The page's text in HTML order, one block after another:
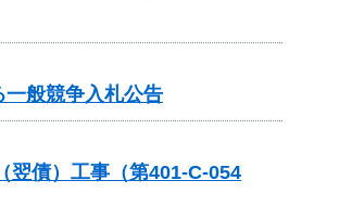
般競争入札公告
債）工事（第401-C-054